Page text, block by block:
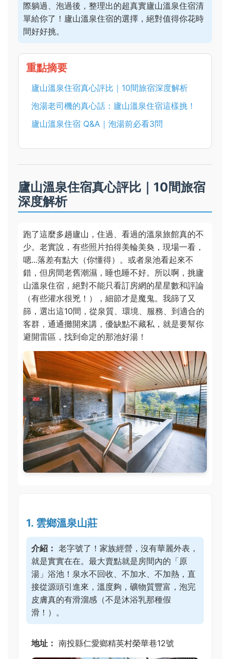
際躺過、泡過後，整理出的超真實廬山溫泉住宿清
單給你了！廬山溫泉住宿的選擇，絕對值得你花時
間好好挑。
重點摘要
廬山溫泉住宿真心評比｜10間旅宿深度解析
泡湯老司機的真心話：廬山溫泉住宿這樣挑！
廬山溫泉住宿 Q&A｜泡湯前必看3問
廬山溫泉住宿真心評比｜10間旅宿
深度解析
跑了這麼多趟廬山，住過、看過的溫泉旅館真的不
少。老實說，有些照片拍得美輪美奐，現場一看，
嗯...落差有點大（你懂得）。或者泉池看起來不
錯，但房間老舊潮濕，睡也睡不好。所以啊，挑廬
山溫泉住宿，絕對不能只看訂房網的星星數和評論
（有些灌水很兇！），細節才是魔鬼。我篩了又
篩，選出這10間，從泉質、環境、服務、到適合的
客群，通通攤開來講，優缺點不藏私，就是要幫你
避開雷區，找到命定的那池好湯！
1. 雲鄉溫泉山莊
介紹： 老字號了！家族經營，沒有華麗外表，
就是實實在在。最大賣點就是房間內的「原
湯」浴池！泉水不回收、不加水、不加熱，直
接從源頭引進來，溫度夠，礦物質豐富，泡完
皮膚真的有滑溜感（不是沐浴乳那種假
滑！）。
地址： 南投縣仁愛鄉精英村榮華巷12號